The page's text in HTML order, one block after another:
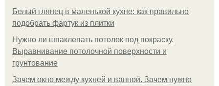
Белый глянец в маленькой кухне: как правильно
подобрать фартук из плитки
Нужно ли шпаклевать потолок под покраску.
Выравнивание потолочной поверхности и
грунтование
Зачем окно между кухней и ванной. Зачем нужно